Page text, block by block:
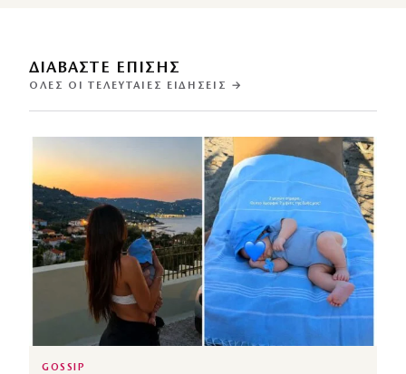
ΔΙΑΒΑΣΤΕ ΕΠΙΣΗΣ
ΌΛΕΣ ΟΙ ΤΕΛΕΥΤΑΊΕΣ ΕΙΔΉΣΕΙΣ →
GOSSIP